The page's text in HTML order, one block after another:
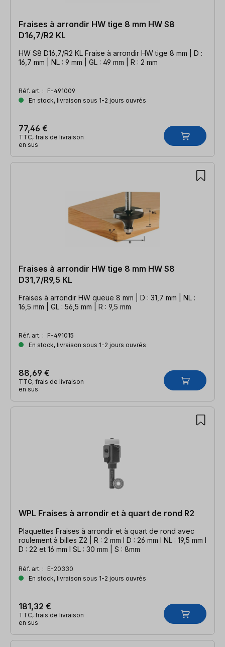
Fraises à arrondir HW tige 8 mm HW S8
D16,7/R2 KL
HW S8 D16,7/R2 KL Fraise à arrondir HW tige 8 mm | D :
16,7 mm | NL : 9 mm | GL : 49 mm | R : 2 mm
Réf. art. : F-491009
En stock, livraison sous 1-2 jours ouvrés
77,46 €
TTC, frais de livraison
en sus
Fraises à arrondir HW tige 8 mm HW S8
D31,7/R9,5 KL
Fraises à arrondir HW queue 8 mm | D : 31,7 mm | NL :
16,5 mm | GL : 56,5 mm | R : 9,5 mm
Réf. art. : F-491015
En stock, livraison sous 1-2 jours ouvrés
88,69 €
TTC, frais de livraison
en sus
WPL Fraises à arrondir et à quart de rond R2
Plaquettes Fraises à arrondir et à quart de rond avec
roulement à billes Z2 | R : 2 mm l D : 26 mm l NL : 19,5 mm l
D : 22 et 16 mm l SL : 30 mm | S : 8mm
Réf. art. : E-20330
En stock, livraison sous 1-2 jours ouvrés
181,32 €
TTC, frais de livraison
en sus